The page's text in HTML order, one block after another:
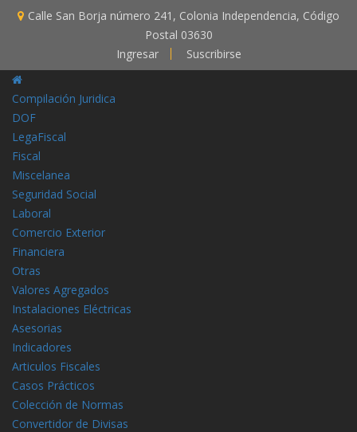
Calle San Borja número 241, Colonia Independencia, Código
Postal 03630
Ingresar
Suscribirse
Compilación Juridica
DOF
LegaFiscal
Fiscal
Miscelanea
Seguridad Social
Laboral
Comercio Exterior
Financiera
Otras
Valores Agregados
Instalaciones Eléctricas
Asesorias
Indicadores
Articulos Fiscales
Casos Prácticos
Colección de Normas
Convertidor de Divisas